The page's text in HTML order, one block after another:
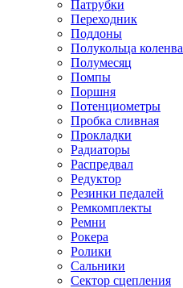
Патрубки
Переходник
Поддоны
Полукольца
Полумесяц
Помпы
Поршня
Потенциометры
Пробка сливная
Прокладки
Радиаторы
Распредвал
Редуктор
Резинки педалей
Ремкомплекты
Ремни
Рокера
Ролики
Сальники
Сектор сцепления